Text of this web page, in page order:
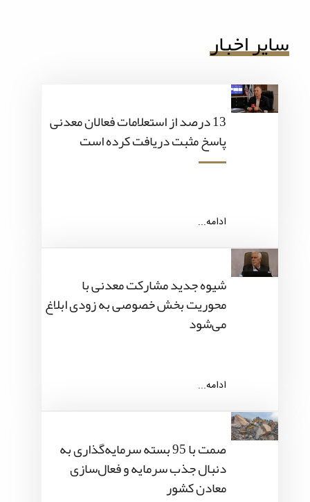
سایر اخبار
13 درصد از استعلامات فعالان معدنی
پاسخ مثبت دریافت کرده است
ادامه...
شیوه جدید مشارکت معدنی با
محوریت بخش خصوصی به زودی ابلاغ
می‌شود
ادامه...
صمت با 95 بسته سرمایه‌گذاری به
دنبال جذب سرمایه و فعال‌سازی
معادن کشور